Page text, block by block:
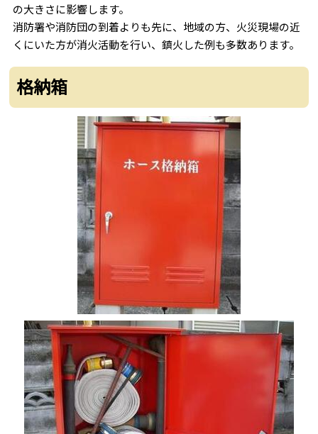
の大きさに影響します。
消防署や消防団の到着よりも先に、地域の方、火災現場の近
くにいた方が消火活動を行い、鎮火した例も多数あります。
格納箱